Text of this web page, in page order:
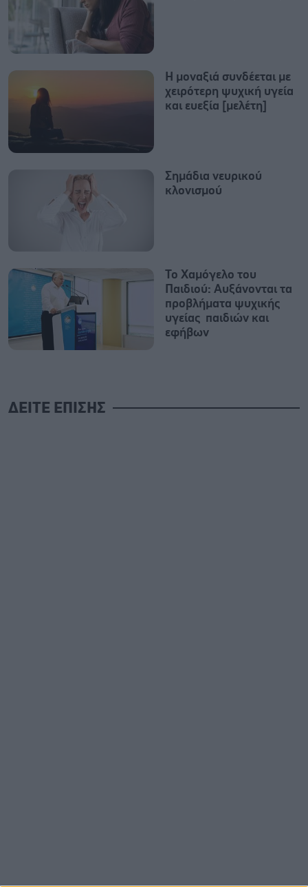
H μοναξιά συνδέεται με
χειρότερη ψυχική υγεία
και ευεξία [μελέτη]
Σημάδια νευρικού
κλονισμού
Το Χαμόγελο του
Παιδιού: Αυξάνονται τα
προβλήματα ψυχικής
υγείας παιδιών και
εφήβων
ΔΕΙΤΕ ΕΠΙΣΗΣ